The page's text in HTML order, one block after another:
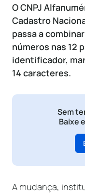
O CNPJ
Cadastro
passa a
números nas 12
identificador,
14 caracteres.
Sem
Baixe
A mudança,